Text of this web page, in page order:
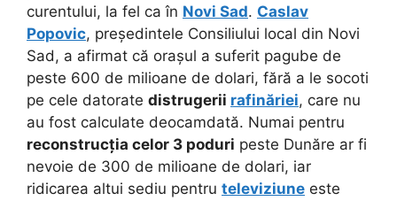
curentului, la fel ca în Novi Sad. Caslav
Popovic, președintele Consiliului local din Novi
Sad, a afirmat că orașul a suferit pagube de
peste 600 de milioane de dolari, fără a le socoti
pe cele datorate distrugerii rafinăriei, care nu
au fost calculate deocamdată. Numai pentru
reconstrucția celor 3 poduri peste Dunăre ar fi
nevoie de 300 de milioane de dolari, iar
ridicarea altui sediu pentru televiziune este